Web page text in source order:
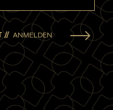
// ANMELDEN